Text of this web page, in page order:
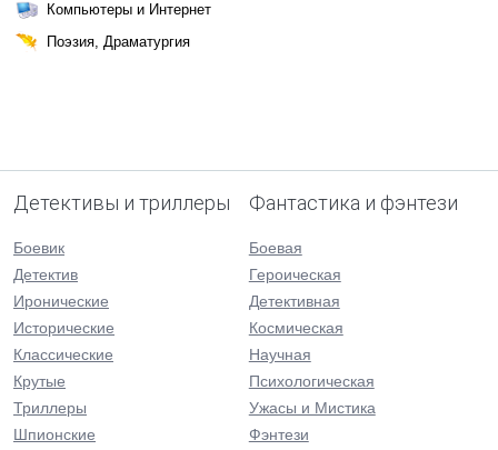
Компьютеры и Интернет
Поэзия, Драматургия
Детективы и триллеры
Боевик
Детектив
Иронические
Исторические
Классические
Крутые
Триллеры
Шпионские
Фантастика и фэнтези
Боевая
Героическая
Детективная
Космическая
Научная
Психологическая
Ужасы и Мистика
Фэнтези